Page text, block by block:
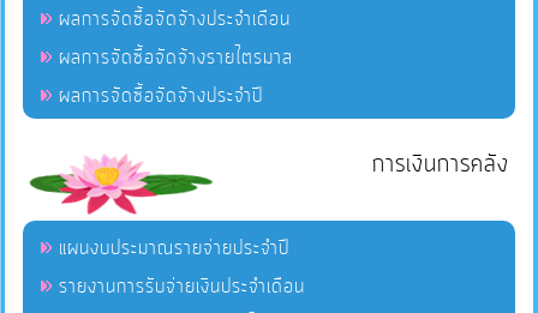
ผลการจัดซื้อจัดจ้างประจำเดือน
ผลการจัดซื้อจัดจ้างรายไตรมาส
ผลการจัดซื้อจัดจ้างประจำปี
การเงินการคลัง
แผนงบประมาณรายจ่ายประจำปี
รายงานการรับจ่ายเงินประจำเดือน